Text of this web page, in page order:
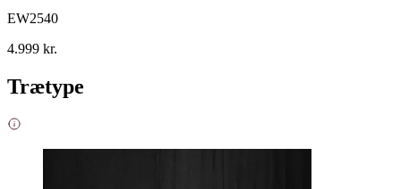
EW2540
4.999 kr.
Trætype